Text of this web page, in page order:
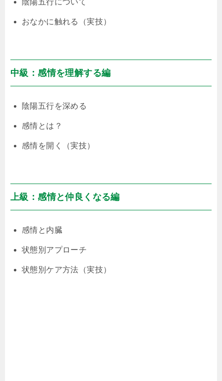
陰陽五行について
おなかに触れる（実技）
中級：感情を理解する編
陰陽五行を深める
感情とは？
感情を開く（実技）
上級：感情と仲良くなる編
感情と内臓
状態別アプローチ
状態別ケア方法（実技）